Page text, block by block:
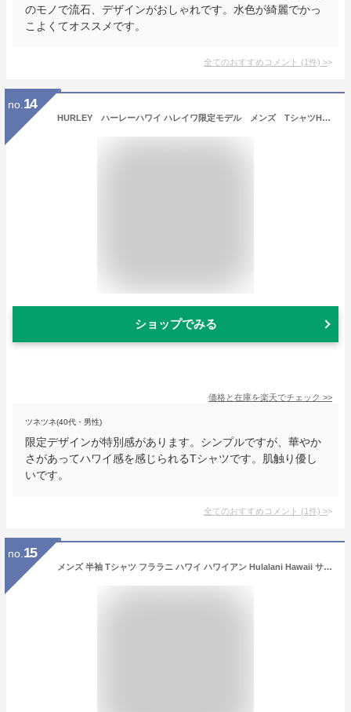
のモノで流石、デザインがおしゃれです。水色が綺麗でかっ
こよくてオススメです。
全てのおすすめコメント (1件) >
no. 14
HURLEY ハーレーハワイ ハレイワ限定モデル メンズ TシャツHurley Haleiwa Outline s/s TeeHawaii ハワイ雑貨 ハワイアン
ショップでみる
価格と在庫を楽天でチェック >>
ツネツネ(40代・男性)
限定デザインが特別感があります。シンプルですが、華やか
さがあってハワイ感を感じられるTシャツです。肌触り優し
いです。
全てのおすすめコメント (1件) >
no. 15
メンズ 半袖 Tシャツ フララニ ハワイ ハワイアン Hulalani Hawaii サーフブランド (メンズ/ホワイト) ハワイアン雑貨 232HU1ST061 (L)